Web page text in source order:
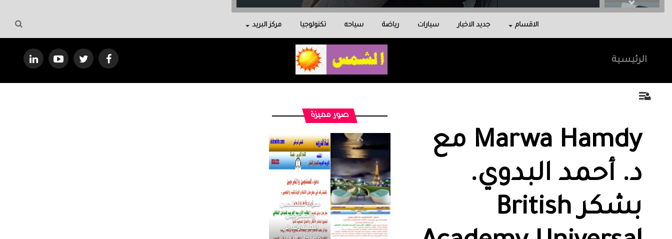
الاقسام جديد الاخبار سيارات رياضة سياحه تكنولوجيا مركز البريد
الرئيسية
Marwa Hamdy‎‏ مع
‏د. أحمد البدوي‏.
بشكر British
صور مميزة
الرجل العظيم
يكون مطمئناً ،
يتحرر من القلق